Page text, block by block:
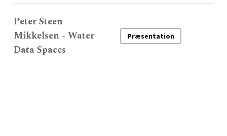
Peter Steen
Mikkelsen - Water
Data Spaces
Præsentation